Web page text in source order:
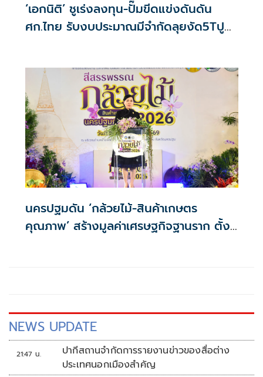
‘เอกนิติ’ ชูเร่งลงทุน-ปั๊มขีดแข่งดันดัน
ศก.ไทย รับงบประมาณมีจำกัดลุยงัด5Tปู
นครปฐมดัน ‘กล้วยไม้-สินค้าเกษตร
คุณภาพ’ สร้างมูลค่าเศรษฐกิจฐานราก ตั้ง
NEWS UPDATE
21:47 น.
ปากีสถานจำกัดการรายงานข่าวของสื่อต่าง
ประเทศนอกเมืองสำคัญ